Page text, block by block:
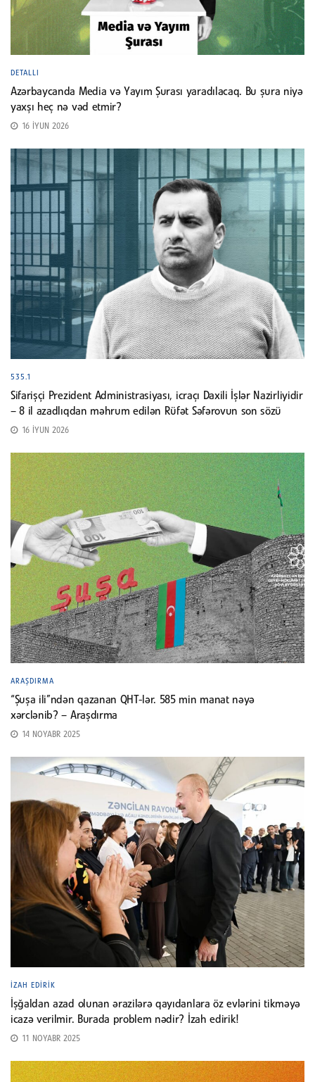
DETALLI
Azərbaycanda Media və Yayım Şurası yaradılacaq. Bu şura niyə
yaxşı heç nə vəd etmir?
16 İYUN 2026
535.1
Sifarişçi Prezident Administrasiyası, icraçı Daxili İşlər Nazirliyidir
– 8 il azadlıqdan məhrum edilən Rüfət Səfərovun son sözü
16 İYUN 2026
ARAŞDIRMA
“Şuşa ili”ndən qazanan QHT-lər. 585 min manat nəyə
xərclənib? – Araşdırma
14 NOYABR 2025
İZAH EDIRIK
İşğaldan azad olunan ərazilərə qayıdanlara öz evlərini tikməyə
icazə verilmir. Burada problem nədir? İzah edirik!
11 NOYABR 2025